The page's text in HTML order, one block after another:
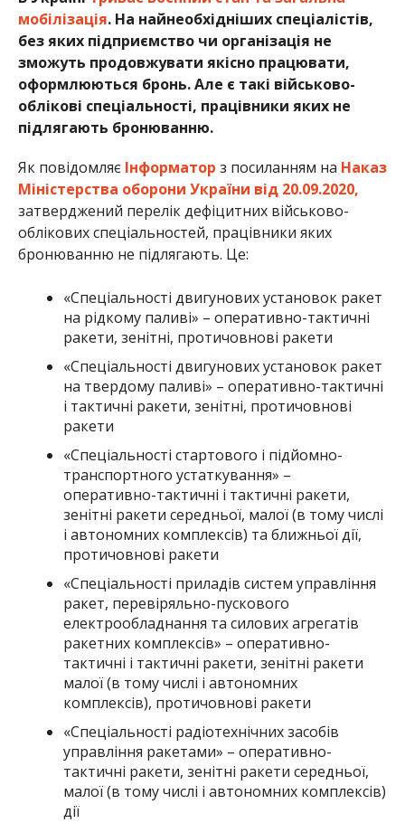
мобілізація. На найнеобхідніших спеціалістів,
без яких підприємство чи організація не
зможуть продовжувати якісно працювати,
оформлюються бронь. Але є такі військово-
облікові спеціальності, працівники яких не
підлягають бронюванню.
Як повідомляє Інформатор з посиланням на Наказ
Міністерства оборони України від 20.09.2020,
затверджений перелік дефіцитних військово-
облікових спеціальностей, працівники яких
бронюванню не підлягають. Це:
«Спеціальності двигунових установок ракет
на рідкому паливі» – оперативно-тактичні
ракети, зенітні, протичовнові ракети
«Спеціальності двигунових установок ракет
на твердому паливі» – оперативно-тактичні
і тактичні ракети, зенітні, протичовнові
ракети
«Спеціальності стартового і підйомно-
транспортного устаткування» –
оперативно-тактичні і тактичні ракети,
зенітні ракети середньої, малої (в тому числі
і автономних комплексів) та ближньої дії,
протичовнові ракети
«Спеціальності приладів систем управління
ракет, перевіряльно-пускового
електрообладнання та силових агрегатів
ракетних комплексів» – оперативно-
тактичні і тактичні ракети, зенітні ракети
малої (в тому числі і автономних
комплексів), протичовнові ракети
«Спеціальності радіотехнічних засобів
управління ракетами» – оперативно-
тактичні ракети, зенітні ракети середньої,
малої (в тому числі і автономних комплексів)
дії